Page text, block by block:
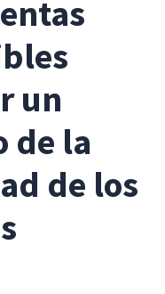
un
de la
de los